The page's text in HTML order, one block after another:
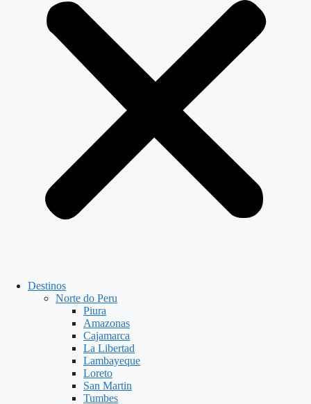
Destinos
Norte do Peru
Piura
Amazonas
Cajamarca
La Libertad
Lambayeque
Loreto
San Martin
Tumbes